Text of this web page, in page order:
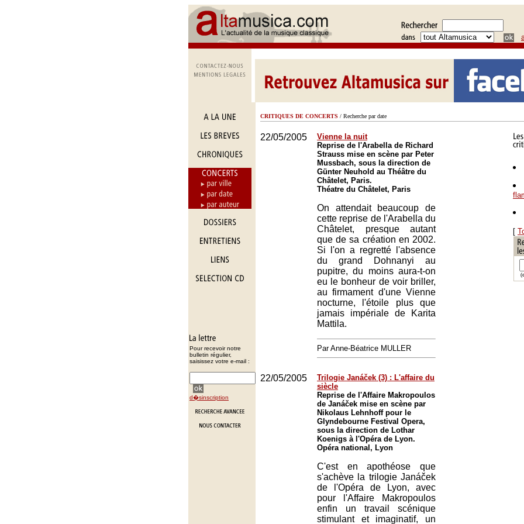
Pour recevoir notre
bulletin régulier,
saisissez votre e-mail :
d�sinscription
CRITIQUES DE CONCERTS / Recherche par date
22/05/2005
Vienne la nuit
Reprise de l'Arabella de Richard
Strauss mise en scène par Peter
Mussbach, sous la direction de
Günter Neuhold au Théâtre du
Châtelet, Paris.
Théatre du Châtelet, Paris
On attendait beaucoup de
cette reprise de l'Arabella du
Châtelet, presque autant
que de sa création en 2002.
Si l'on a regretté l'absence
du grand Dohnanyi au
pupitre, du moins aura-t-on
eu le bonheur de voir briller,
au firmament d'une Vienne
nocturne, l'étoile plus que
jamais impériale de Karita
Mattila.
Par Anne-Béatrice MULLER
22/05/2005
Trilogie Janáček (3) : L'affaire du
siècle
Reprise de l'Affaire Makropoulos
de Janáček mise en scène par
Nikolaus Lehnhoff pour le
Glyndebourne Festival Opera,
sous la direction de Lothar
Koenigs à l'Opéra de Lyon.
Opéra national, Lyon
C'est en apothéose que
s'achève la trilogie Janáček
de l'Opéra de Lyon, avec
pour l'Affaire Makropoulos
enfin un travail scénique
stimulant et imaginatif, un
[